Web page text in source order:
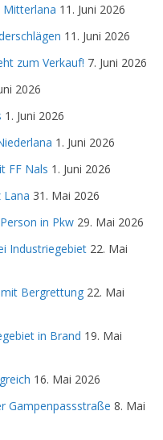
Mitterlana 11. Juni 2026
11. Juni 2026
zum Verkauf! 7. Juni 2026
2026
1. Juni 2026
1. Juni 2026
FF Nals 1. Juni 2026
Lana 31. Mai 2026
in Pkw 29. Mai 2026
Industriegebiet 22. Mai
Bergrettung 22. Mai
in Brand 19. Mai
16. Mai 2026
Gampenpassstraße 8. Mai